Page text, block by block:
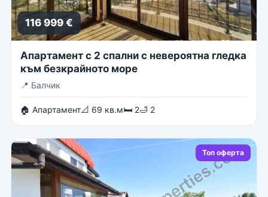
116 999 €
Апартамент с 2 спални с невероятна гледка
към безкрайното море
📍 Балчик
🏠 Апартамент📐 69 кв.м🛏 2🛁 2
Топ оферта